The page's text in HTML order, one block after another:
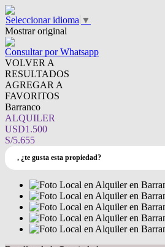
Seleccionar idioma ▼
Mostrar original
Consultar por Whatsapp
VOLVER A
RESULTADOS
AGREGAR A
FAVORITOS
Barranco
ALQUILER
USD1.500
S/5.655
, ¿te gusta esta propiedad?